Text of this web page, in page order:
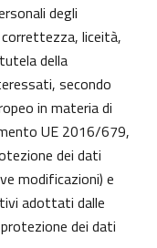
degli
liceità,
della
secondo
in materia di
UE 2016/679,
dei dati
modificazioni) e
adottati dalle
dei dati